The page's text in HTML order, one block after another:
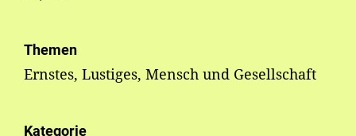
Themen
Ernstes, Lustiges, Mensch und Gesellschaft
Kategorie